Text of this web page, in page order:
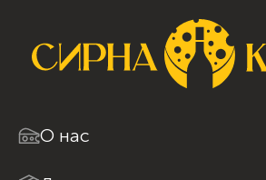
О нас